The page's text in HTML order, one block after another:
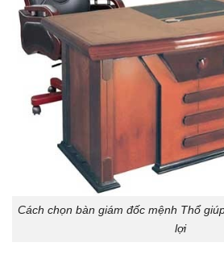
Cách chọn bàn giám đốc mệnh Thổ
lợi